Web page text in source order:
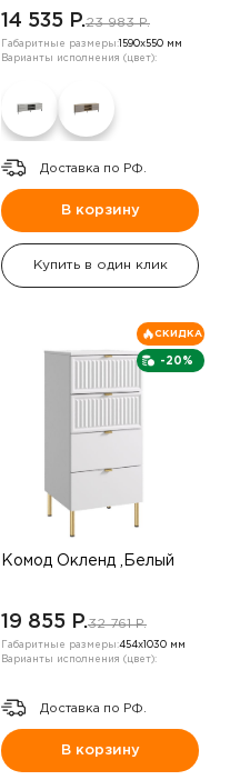
14 535 P.23 983 P.
Габаритные размеры: 1590х550 мм
Варианты исполнения (цвет):
Доставка по РФ.
В корзину
Купить в один клик
-20%
СКИДКА
Комод Окленд ,Белый
19 855 P.32 761 P.
Габаритные размеры:454х1030 мм
Варианты исполнения (цвет):
Доставка по РФ.
В корзину